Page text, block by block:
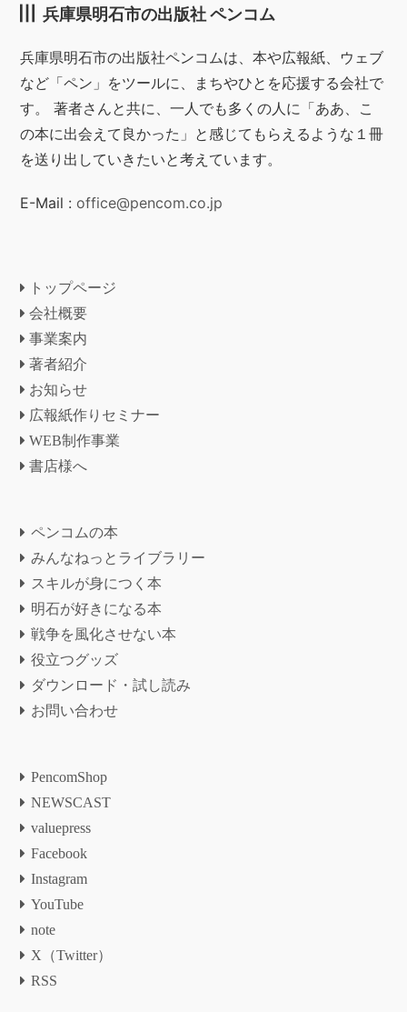
兵庫県明石市の出版社 ペンコム
兵庫県明石市の出版社ペンコムは、本や広報紙、ウェブ
など「ペン」をツールに、まちやひとを応援する会社で
す。 著者さんと共に、一人でも多くの人に「ああ、こ
の本に出会えて良かった」と感じてもらえるような１冊
を送り出していきたいと考えています。
E-Mail :office@pencom.co.jp
トップページ
会社概要
事業案内
著者紹介
お知らせ
広報紙作りセミナー
WEB制作事業
書店様へ
ペンコムの本
みんなねっとライブラリー
スキルが身につく本
明石が好きになる本
戦争を風化させない本
役立つグッズ
ダウンロード・試し読み
お問い合わせ
PencomShop
NEWSCAST
valuepress
Facebook
Instagram
YouTube
note
X（Twitter）
RSS